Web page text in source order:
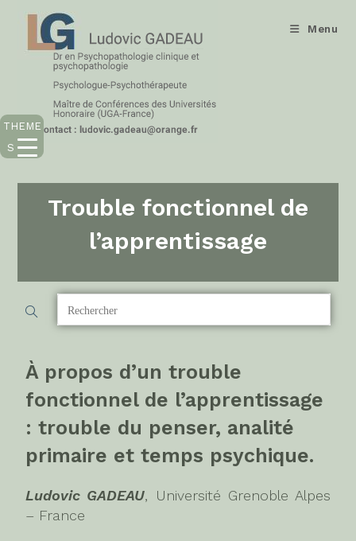
Menu
Trouble fonctionnel de
l’apprentissage
À propos d’un trouble
fonctionnel de l’apprentissage
:trouble du penser, analité
primaire et temps psychique.
Ludovic GADEAU, Université Grenoble Alpes
– France
THEME
S